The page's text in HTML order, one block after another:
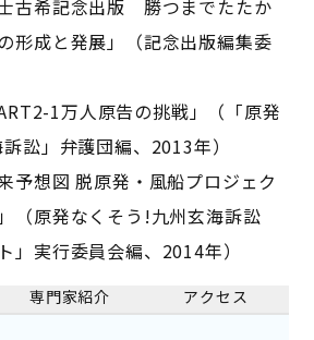
士古希記念出版 勝つまでたたか
形成と発展」（記念出版編集委
1万人原告の挑戦」（「原発
訟」弁護団編、2013年）
予想図 脱原発・風船プロジェク
（原発なくそう!九州玄海訴訟
」実行委員会編、2014年）
専門家紹介 アクセス